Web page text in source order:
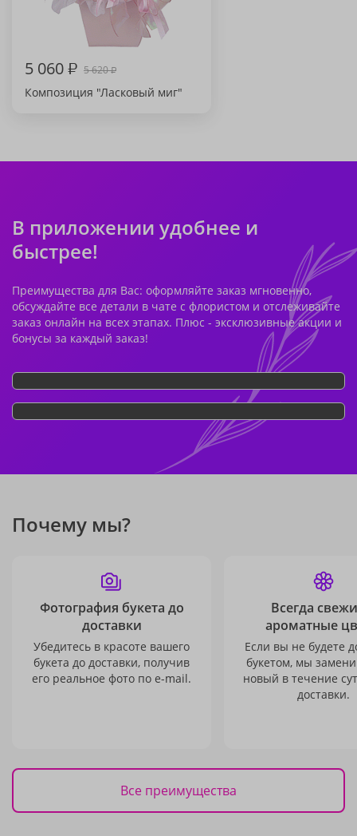
5 060₽ 5 620₽
Композиция "Ласковый миг"
В приложении удобнее и
быстрее!
Преимущества для Вас: оформляйте заказ мгновенно,
обсуждайте все детали в чате с флористом и отслеживайте
заказ онлайн на всех этапах. Плюс - эксклюзивные акции и
бонусы за каждый заказ!
Почему мы?
Фотография букета до
доставки
Убедитесь в красоте вашего
букета до доставки, получив
его реальное фото по e-mail.
Всегда
ароматные
Если вы не будете
букетом, мы
новый в течение
доставки.
Все преимущества